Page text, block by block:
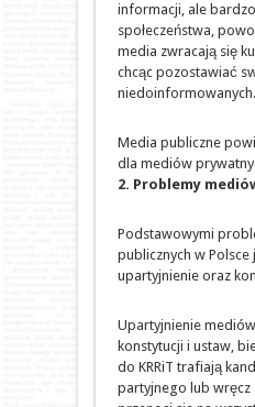
informacji, ale
społeczeństwa,
media zwracają się
chcąc pozostawiać
niedoinformowanych.
Media publiczne
dla mediów
2. Problemy
Podstawowymi
publicznych w Polsce
upartyjnienie oraz
Upartyjnienie
konstytucji i ustaw,
do KRRiT trafiają
partyjnego lub wręcz